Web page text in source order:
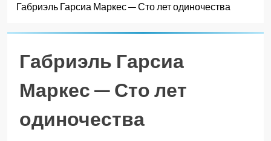
Габриэль Гарсиа Маркес — Сто лет одиночества
Габриэль Гарсиа
Маркес — Сто лет
одиночества